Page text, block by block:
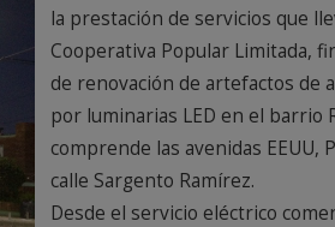
la prestación de servicios que
Cooperativa Popular Limitada,
de renovación de artefactos de
por luminarias LED en el barrio
comprende las avenidas EEUU,
calle Sargento Ramírez.
Desde el servicio eléctrico